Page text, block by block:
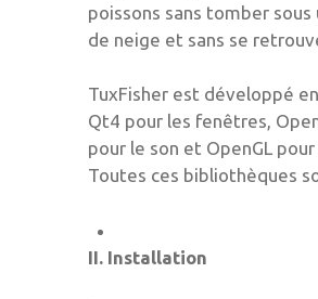
poissons sans tomber sous
de neige et sans se
TuxFisher est développé
Qt4 pour les fenêtres,
pour le son et OpenGL
Toutes ces bibliothèques
II. Installation